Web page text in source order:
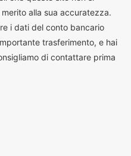
alla sua accuratezza.
i dati del conto bancario
trasferimento, e hai
di contattare prima